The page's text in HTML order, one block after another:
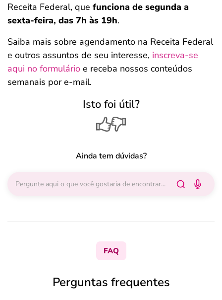
Receita Federal, que funciona de segunda a
sexta-feira, das 7h às 19h.
Saiba mais sobre agendamento na Receita Federal
e outros assuntos de seu interesse, inscreva-se
aqui no formulário e receba nossos conteúdos
semanais por e-mail.
Isto foi útil?
Ainda tem dúvidas?
FAQ
Perguntas frequentes